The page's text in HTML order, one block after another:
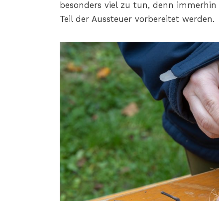
besonders viel zu tun, denn
Teil der Aussteuer vorbereitet werden.